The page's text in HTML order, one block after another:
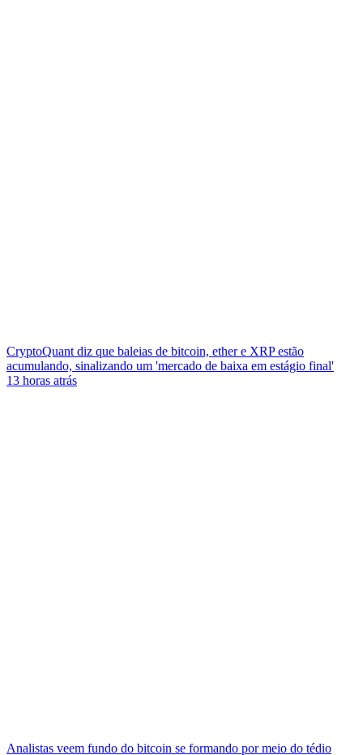
CryptoQuant diz que baleias de bitcoin, ether e XRP estão
acumulando, sinalizando um 'mercado de baixa em estágio final'
13 horas atrás
Analistas veem fundo do bitcoin se formando por meio do tédio